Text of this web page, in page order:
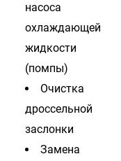
насоса
охлаждающей
жидкости
(помпы)
Очистка
дроссельной
заслонки
Замена